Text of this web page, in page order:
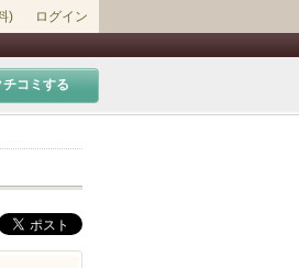
) ログイン
チコミする